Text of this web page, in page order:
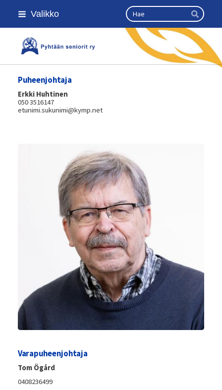
Siirry
sivun
Valikko Haku
Hae
Kansallinen senioriliitto
Puheenjohtaja
Erkki Huhtinen
050 3516147
etunimi.sukunimi@kymp.net
Varapuheenjohtaja
Tom Ögård
0408236499